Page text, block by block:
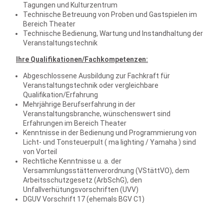
Tagungen und Kulturzentrum
Technische Betreuung von Proben und Gastspielen im
Bereich Theater
Technische Bedienung, Wartung und Instandhaltung der
Veranstaltungstechnik
Ihre Qualifikationen/Fachkompetenzen:
Abgeschlossene Ausbildung zur Fachkraft für
Veranstaltungstechnik oder vergleichbare
Qualifikation/Erfahrung
Mehrjährige Berufserfahrung in der
Veranstaltungsbranche, wünschenswert sind
Erfahrungen im Bereich Theater
Kenntnisse in der Bedienung und Programmierung von
Licht- und Tonsteuerpult ( ma lighting / Yamaha ) sind
von Vorteil
Rechtliche Kenntnisse u. a. der
Versammlungsstättenverordnung (VStättVO), dem
Arbeitsschutzgesetz (ArbSchG), den
Unfallverhütungsvorschriften (UVV)
DGUV Vorschrift 17 (ehemals BGV C1)